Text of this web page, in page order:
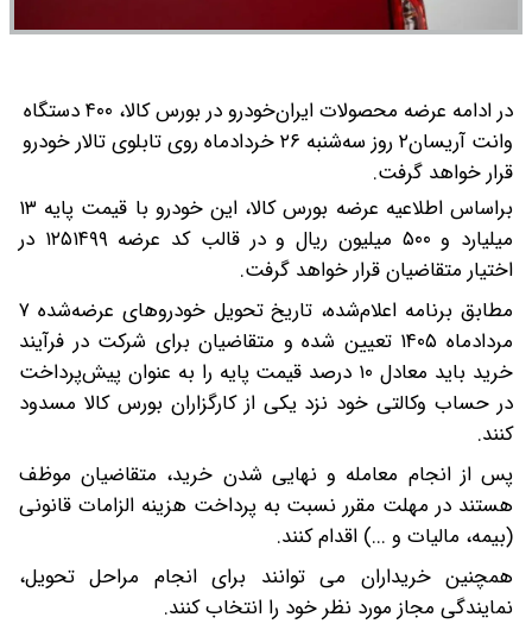
در ادامه عرضه محصولات ایران‌خودرو در بورس کالا، ۴۰۰ دستگاه
وانت آریسان۲ روز سه‌شنبه ۲۶ خردادماه روی تابلوی تالار خودرو
قرار خواهد گرفت.
براساس اطلاعیه عرضه بورس کالا، این خودرو با قیمت پایه ۱۳
میلیارد و ۵۰۰ میلیون ریال و در قالب کد عرضه ۱۲۵۱۴۹۹ در
اختیار متقاضیان قرار خواهد گرفت.
مطابق برنامه اعلام‌شده، تاریخ تحویل خودروهای عرضه‌شده ۷
مردادماه ۱۴۰۵ تعیین شده و متقاضیان برای شرکت در فرآیند
خرید باید معادل ۱۰ درصد قیمت پایه را به عنوان پیش‌پرداخت
در حساب وکالتی خود نزد یکی از کارگزاران بورس کالا مسدود
کنند.
پس از انجام معامله و نهایی شدن خرید، متقاضیان موظف
هستند در مهلت مقرر نسبت به پرداخت هزینه‌ الزامات قانونی
(بیمه، مالیات و ...) اقدام کنند.
همچنین خریداران می توانند برای انجام مراحل تحویل،
نمایندگی مجاز مورد نظر خود را انتخاب کنند.